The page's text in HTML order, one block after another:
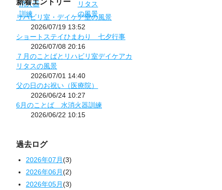
新着エントリー
リハビリ室・デイケア室の風景
2026/07/19 13:52
ショートステイひまわり 七夕行事
2026/07/08 20:16
７月のことばとリハビリ室デイケアカ
リタスの風景
2026/07/01 14:40
父の日のお祝い（医療院）
2026/06/24 10:27
6月のことば 水消火器訓練
2026/06/22 10:15
過去ログ
2026年07月(3)
2026年06月(2)
2026年05月(3)